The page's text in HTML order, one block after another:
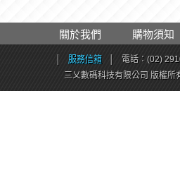
關於我們 購物須知
服務信箱 電話：(02)
三乂數碼科技有限公司 版權